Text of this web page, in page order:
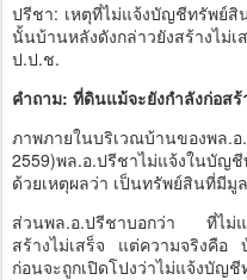
ปรีชา: เหตุที่ไม่แจ้งบัญชีทรัพย์
นั้นบ้านหลังดังกล่าวยังสร้างไม่
ป.ป.ช.
คำถาม: ที่ดินแม้จะยังกำลังก่อส
ภาพภายในบริเวณบ้านของ
2559)พล.อ.ปรีชาไม่แจ้งในบัญ
ด้วยเหตุผลว่า เป็นทรัพย์สินที่มี
ส่วนพล.อ.ปรีชาบอกว่า ที่ไม่แ
สร้างไม่เสร็จ แต่ความจริงคือ
ก่อนจะถูกเปิดโปงว่าไม่แจ้งบัญ